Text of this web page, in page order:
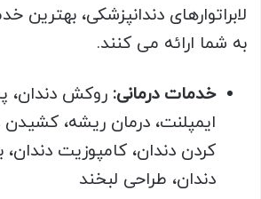
لابراتوارهای دندانپزشکی،
به شما ارائه می کنند.
خدمات درمانی: روکش دندان،
ایمپلنت، درمان ریشه،
کردن دندان، کامپوزیت
دندان، طراحی لبخند